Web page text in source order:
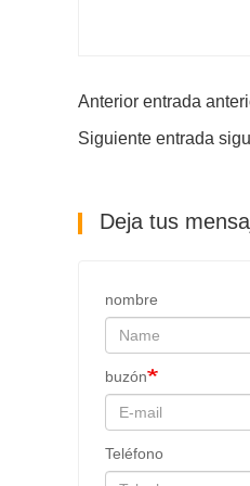
Anterior entrada
Siguiente entrada
Deja tus
nombre
buzón
Teléfono